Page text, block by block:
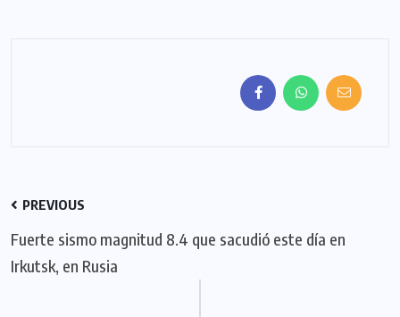
PREVIOUS
Fuerte sismo magnitud 8.4 que sacudió este día en
Irkutsk, en Rusia